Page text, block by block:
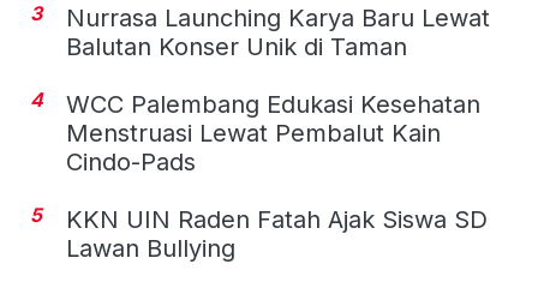
3
Nurrasa Launching Karya Baru Lewat
Balutan Konser Unik di Taman
4
WCC Palembang Edukasi Kesehatan
Menstruasi Lewat Pembalut Kain
Cindo-Pads
5
KKN UIN Raden Fatah Ajak Siswa SD
Lawan Bullying